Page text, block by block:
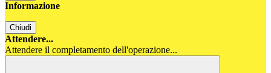
Informazione
Chiudi
Attendere...
Attendere il completamento dell'operazione...